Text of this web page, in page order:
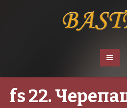
fs 22.